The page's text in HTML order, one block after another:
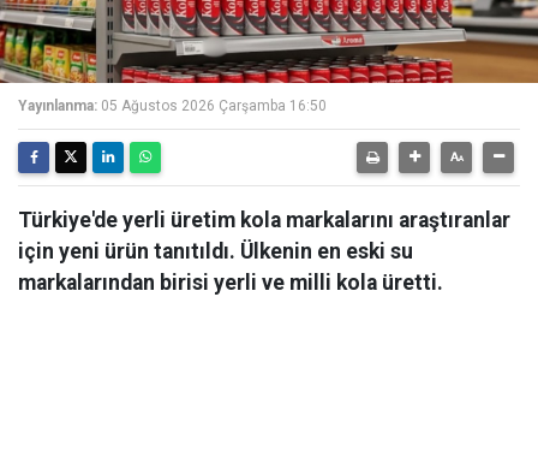
Yayınlanma: 05 Ağustos 2026 Çarşamba 16:50
Türkiye'de yerli üretim kola markalarını araştıranlar
için yeni ürün tanıtıldı. Ülkenin en eski su
markalarından birisi yerli ve milli kola üretti.